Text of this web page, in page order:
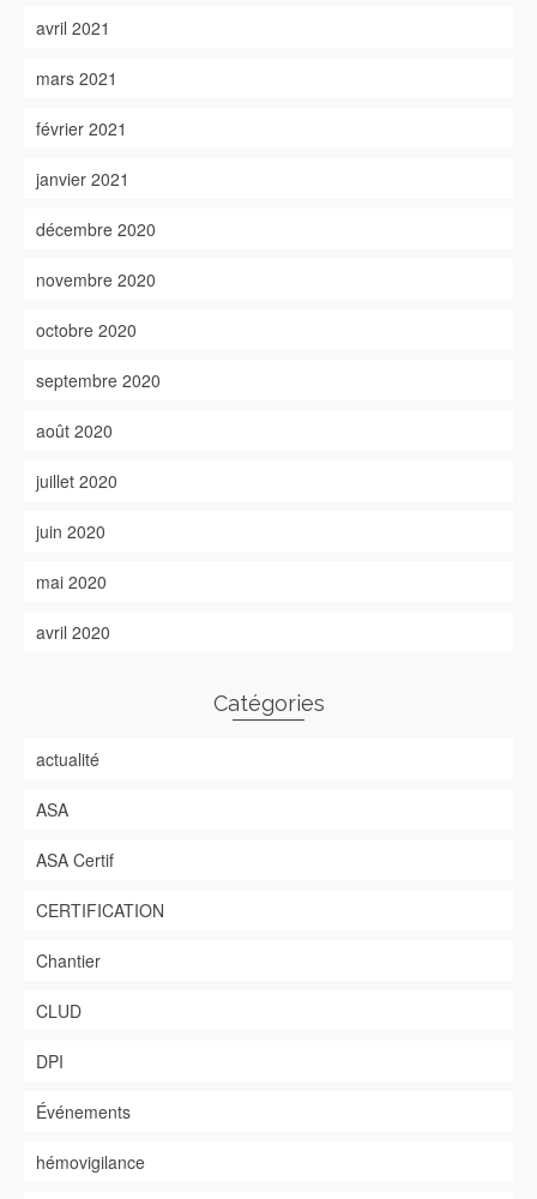
avril 2021
mars 2021
février 2021
janvier 2021
décembre 2020
novembre 2020
octobre 2020
septembre 2020
août 2020
juillet 2020
juin 2020
mai 2020
avril 2020
Catégories
actualité
ASA
ASA Certif
CERTIFICATION
Chantier
CLUD
DPI
Événements
hémovigilance